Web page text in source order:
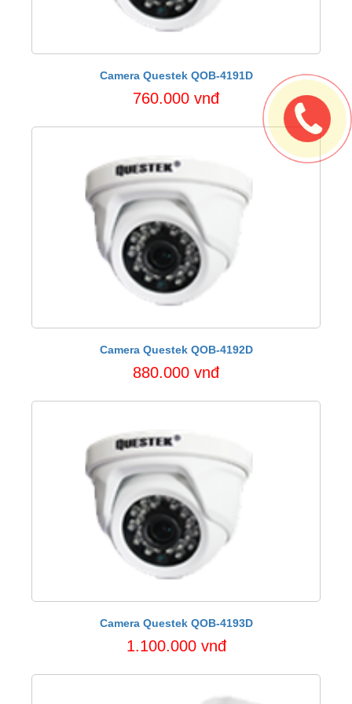
Camera Questek QOB-4191D
760.000 vnđ
Camera Questek QOB-4192D
880.000 vnđ
Camera Questek QOB-4193D
1.100.000 vnđ